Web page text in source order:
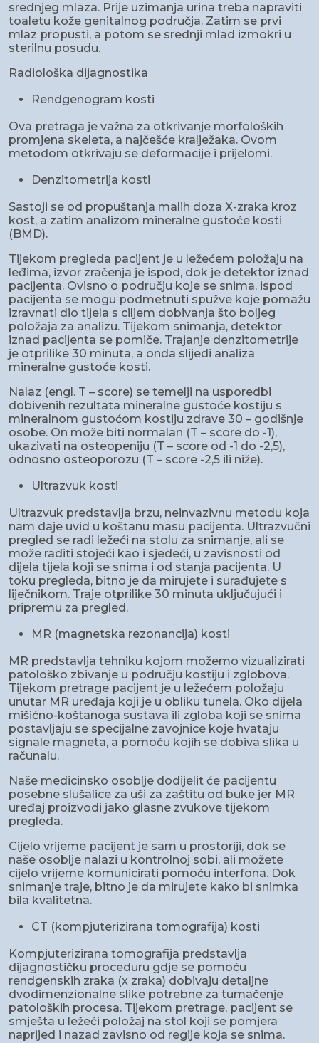
srednjeg mlaza. Prije uzimanja urina treba napraviti
toaletu kože genitalnog područja. Zatim se prvi
mlaz propusti, a potom se srednji mlad izmokri u
sterilnu posudu.
Radiološka dijagnostika
Rendgenogram kosti
Ova pretraga je važna za otkrivanje morfoloških
promjena skeleta, a najčešće kralježaka. Ovom
metodom otkrivaju se deformacije i prijelomi.
Denzitometrija kosti
Sastoji se od propuštanja malih doza X-zraka kroz
kost, a zatim analizom mineralne gustoće kosti
(BMD).
Tijekom pregleda pacijent je u ležećem položaju na
leđima, izvor zračenja je ispod, dok je detektor iznad
pacijenta. Ovisno o području koje se snima, ispod
pacijenta se mogu podmetnuti spužve koje pomažu
izravnati dio tijela s ciljem dobivanja što boljeg
položaja za analizu. Tijekom snimanja, detektor
iznad pacijenta se pomiče. Trajanje denzitometrije
je otprilike 30 minuta, a onda slijedi analiza
mineralne gustoće kosti.
Nalaz (engl. T – score) se temelji na usporedbi
dobivenih rezultata mineralne gustoće kostiju s
mineralnom gustoćom kostiju zdrave 30 – godišnje
osobe. On može biti normalan (T – score do -1),
ukazivati na osteopeniju (T – score od -1 do -2,5),
odnosno osteoporozu (T – score -2,5 ili niže).
Ultrazvuk kosti
Ultrazvuk predstavlja brzu, neinvazivnu metodu koja
nam daje uvid u koštanu masu pacijenta. Ultrazvučni
pregled se radi ležeći na stolu za snimanje, ali se
može raditi stojeći kao i sjedeći, u zavisnosti od
dijela tijela koji se snima i od stanja pacijenta. U
toku pregleda, bitno je da mirujete i surađujete s
liječnikom. Traje otprilike 30 minuta uključujući i
pripremu za pregled.
MR (magnetska rezonancija) kosti
MR predstavlja tehniku kojom možemo vizualizirati
patološko zbivanje u području kostiju i zglobova.
Tijekom pretrage pacijent je u ležećem položaju
unutar MR uređaja koji je u obliku tunela. Oko dijela
mišićno-koštanoga sustava ili zgloba koji se snima
postavljaju se specijalne zavojnice koje hvataju
signale magneta, a pomoću kojih se dobiva slika u
računalu.
Naše medicinsko osoblje dodijelit će pacijentu
posebne slušalice za uši za zaštitu od buke jer MR
uređaj proizvodi jako glasne zvukove tijekom
pregleda.
Cijelo vrijeme pacijent je sam u prostoriji, dok se
naše osoblje nalazi u kontrolnoj sobi, ali možete
cijelo vrijeme komunicirati pomoću interfona. Dok
snimanje traje, bitno je da mirujete kako bi snimka
bila kvalitetna.
CT (kompjuterizirana tomografija) kosti
Kompjuterizirana tomografija predstavlja
dijagnostičku proceduru gdje se pomoću
rendgenskih zraka (x zraka) dobivaju detaljne
dvodimenzionalne slike potrebne za tumačenje
patoloških procesa. Tijekom pretrage, pacijent se
smješta u ležeći položaj na stol koji se pomjera
naprijed i nazad zavisno od regije koja se snima.